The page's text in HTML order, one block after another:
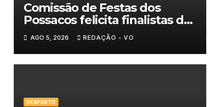
Comissão de Festas dos
Possacos felicita finalistas do
Torneio de Sueca
AGO 5, 2026 REDAÇÃO - VO
DESPORTO